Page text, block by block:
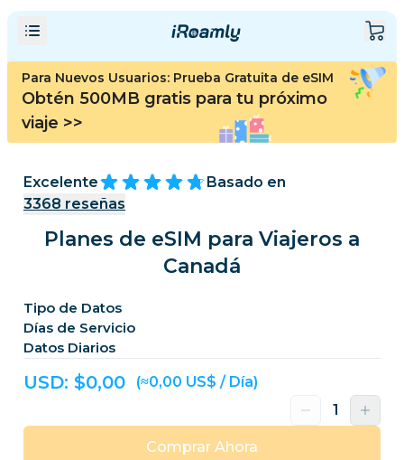
Para Nuevos Usuarios: Prueba Gratuita de eSIM
Obtén 500MB gratis para tu próximo
viaje >>
Excelente
Basado en
3368 reseñas
Planes de eSIM para Viajeros a
Canadá
Tipo de Datos
Días de Servicio
Datos Diarios
USD: $0,00 (≈0,00 US$ / Día)
Comprar Ahora